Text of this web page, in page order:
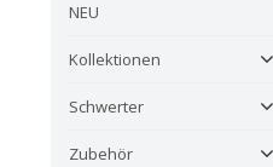
NEU
Kollektionen
Schwerter
Zubehör